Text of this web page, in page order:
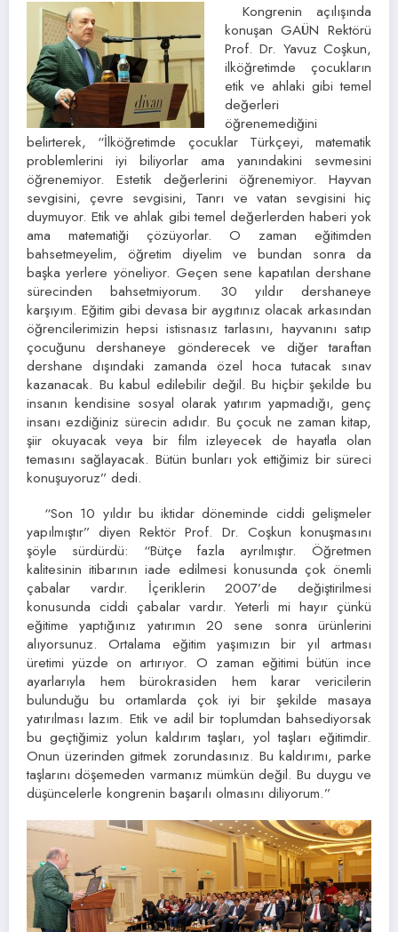
Kongrenin açılışında
konuşan GAÜN Rektörü
Prof. Dr. Yavuz Coşkun,
ilköğretimde çocukların
etik ve ahlaki gibi temel
değerleri
öğrenemediğini
belirterek, “İlköğretimde çocuklar Türkçeyi, matematik
problemlerini iyi biliyorlar ama yanındakini sevmesini
öğrenemiyor. Estetik değerlerini öğrenemiyor. Hayvan
sevgisini, çevre sevgisini, Tanrı ve vatan sevgisini hiç
duymuyor. Etik ve ahlak gibi temel değerlerden haberi yok
ama matematiği çözüyorlar. O zaman eğitimden
bahsetmeyelim, öğretim diyelim ve bundan sonra da
başka yerlere yöneliyor. Geçen sene kapatılan dershane
sürecinden bahsetmiyorum. 30 yıldır dershaneye
karşıyım. Eğitim gibi devasa bir aygıtınız olacak arkasından
öğrencilerimizin hepsi istisnasız tarlasını, hayvanını satıp
çocuğunu dershaneye gönderecek ve diğer taraftan
dershane dışındaki zamanda özel hoca tutacak sınav
kazanacak. Bu kabul edilebilir değil. Bu hiçbir şekilde bu
insanın kendisine sosyal olarak yatırım yapmadığı, genç
insanı ezdiğiniz sürecin adıdır. Bu çocuk ne zaman kitap,
şiir okuyacak veya bir film izleyecek de hayatla olan
temasını sağlayacak. Bütün bunları yok ettiğimiz bir süreci
konuşuyoruz” dedi.
“Son 10 yıldır bu iktidar döneminde ciddi gelişmeler
yapılmıştır” diyen Rektör Prof. Dr. Coşkun konuşmasını
şöyle sürdürdü: “Bütçe fazla ayrılmıştır. Öğretmen
kalitesinin itibarının iade edilmesi konusunda çok önemli
çabalar vardır. İçeriklerin 2007’de değiştirilmesi
konusunda ciddi çabalar vardır. Yeterli mi hayır çünkü
eğitime yaptığınız yatırımın 20 sene sonra ürünlerini
alıyorsunuz. Ortalama eğitim yaşımızın bir yıl artması
üretimi yüzde on artırıyor. O zaman eğitimi bütün ince
ayarlarıyla hem bürokrasiden hem karar vericilerin
bulunduğu bu ortamlarda çok iyi bir şekilde masaya
yatırılması lazım. Etik ve adil bir toplumdan bahsediyorsak
bu geçtiğimiz yolun kaldırım taşları, yol taşları eğitimdir.
Onun üzerinden gitmek zorundasınız. Bu kaldırımı, parke
taşlarını döşemeden varmanız mümkün değil. Bu duygu ve
düşüncelerle kongrenin başarılı olmasını diliyorum.”